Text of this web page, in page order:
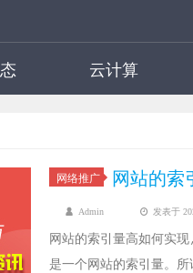
云计算
网络推广 网站的索
Admin 发表于
网站的索引量高如何实
是一个网站的索引量。